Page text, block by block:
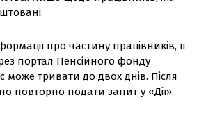
про частину працівників, її
портал Пенсійного фонду
може тривати до двох днів. Після
повторно подати запит у «Дії».